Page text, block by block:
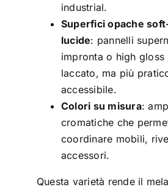
industrial.
Superfici opache
lucide: pannelli
impronta o high gloss
laccato, ma più
accessibile.
Colori su misura:
cromatiche che
coordinare mobili,
accessori.
Questa varietà rende il